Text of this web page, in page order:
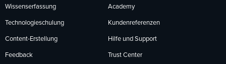
Wissenserfassung
Technologieschulung
Content-Erstellung
Feedback
Academy
Kundenreferenzen
Hilfe und Support
Trust Center